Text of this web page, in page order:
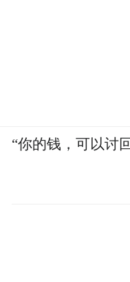
“你的钱，可以讨